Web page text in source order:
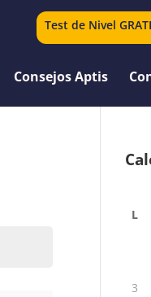
Test de Nivel
Consejos Aptis
L
3